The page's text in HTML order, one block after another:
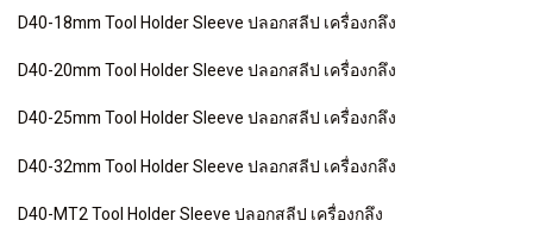
D40-18mm Tool Holder Sleeve ปลอกสลีป เครื่องกลึง
D40-20mm Tool Holder Sleeve ปลอกสลีป เครื่องกลึง
D40-25mm Tool Holder Sleeve ปลอกสลีป เครื่องกลึง
D40-32mm Tool Holder Sleeve ปลอกสลีป เครื่องกลึง
D40-MT2 Tool Holder Sleeve ปลอกสลีป เครื่องกลึง